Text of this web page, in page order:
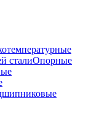
сталиОпорные